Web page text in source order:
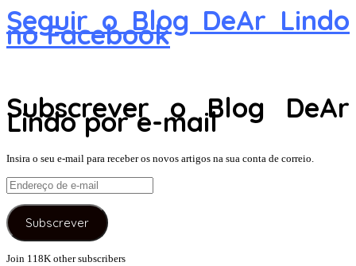
Seguir o Blog DeAr Lindo
no Facebook
Subscrever o Blog DeAr
Lindo por e-mail
Insira o seu e-mail para receber os novos artigos na sua conta de correio.
Endereço
de
e-
mail
Subscrever
Join 118K other subscribers